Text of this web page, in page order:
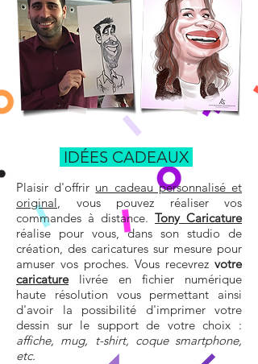
IDÉES CADEAUX
Plaisir d'offrir un cadeau personnalisé et
original, vous pouvez réaliser vos
commandes à distance. Tony Caricature
réalise pour vous, dans son studio de
création, des caricatures sur mesure pour
amuser vos proches. Vous recevrez votre
caricaturelivrée en fichier numérique
haute résolution vous permettant ainsi
d'avoir la possibilité d'imprimer votre
dessin sur le support de votre choix :
affiche, mug, t-shirt, coque smartphone,
etc.